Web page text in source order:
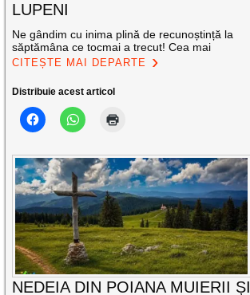
LUPENI
Ne gândim cu inima plină de recunoștință la
săptămâna ce tocmai a trecut! Cea mai
CITEȘTE MAI DEPARTE
Distribuie acest articol
NEDEIA DIN POIANA MUIERII ȘI